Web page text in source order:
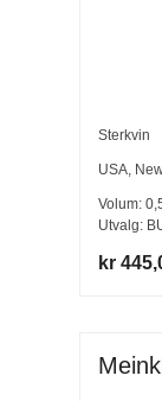
Sterkvin
USA
Volum:
Utvalg:
kr